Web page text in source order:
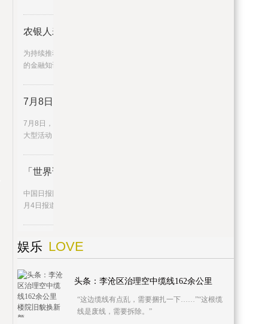
农银人寿厦门分公司携手农行厦门
为持续推动金融知识普及，切实提升乡村居民
的金融知识水平和风险防范意
7月8日，郑州地铁部分线路延长运
7月8日，郑州奥林匹克体育中心体育馆将举办
大型活动，为方便市民乘客出
「世界说」日本民众对福岛核污水
中国日报网7月7日电据美国《纽约邮报》网站7
月4日报道，国际原子能机构
娱乐 LOVE
头条：李沧区治理空中缆线162余公里
“这边缆线有点乱，需要捆扎一下……”“这根缆
线是废线，需要拆除。”